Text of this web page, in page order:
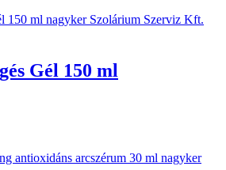
Gél 150 ml